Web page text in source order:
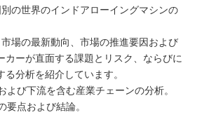
の世界のインドアローイングマシンの
場の最新動向、市場の推進要因および
カーが直面する課題とリスク、ならびに
分析を紹介しています。
よび下流を含む産業チェーンの分析。
要点および結論。